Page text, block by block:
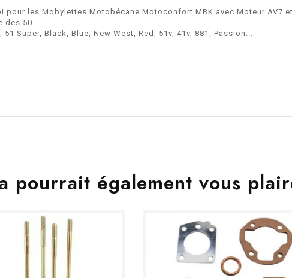
les Mobylettes Motobécane Motoconfort MBK avec Moteur AV7 et
des 50...
Super, Black, Blue, New West, Red, 51v, 41v, 881, Passion...
pourrait également vous